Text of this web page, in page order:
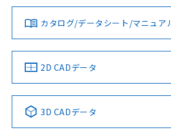
ダウンロードデータをご利用いただく前
みください。
ソフトウェアの使用条件
対応済み
中国 RoHS 注意事項・凡例
Pb Hg Cd
カタログ/データシート/マニュア
2D CADデータ
3D CADデータ